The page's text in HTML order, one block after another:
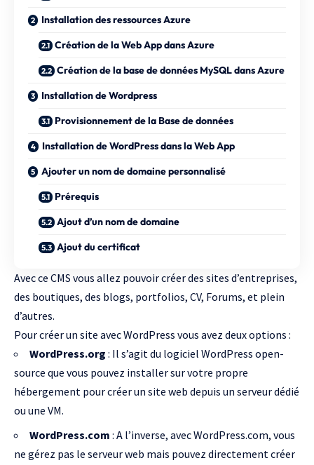
Installation des ressources Azure
Création de la Web App dans Azure
Création de la base de données MySQL dans Azure
Installation de Wordpress
Provisionnement de la Base de données
Installation de WordPress dans la Web App
Ajouter un nom de domaine personnalisé
Prérequis
Ajout d’un nom de domaine
Ajout du certificat
Avec ce CMS vous allez pouvoir créer des sites d’entreprises,
des boutiques, des blogs, portfolios, CV, Forums, et plein
d’autres.
Pour créer un site avec WordPress vous avez deux options :
WordPress.org : Il s’agit du logiciel WordPress open-
source que vous pouvez installer sur votre propre
hébergement pour créer un site web depuis un serveur dédié
ou une VM.
WordPress.com : A l’inverse, avec WordPress.com, vous
ne gérez pas le serveur web mais pouvez directement créer